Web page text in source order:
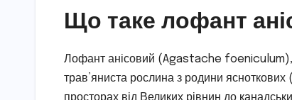
Що таке лофант
Лофант анісовий (Agastache foeniculum),
трав’яниста рослина з родини